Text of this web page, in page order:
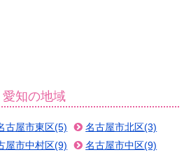
愛知の地域
古屋市東区(5)
名古屋市北区(3)
屋市中村区(9)
名古屋市中区(9)